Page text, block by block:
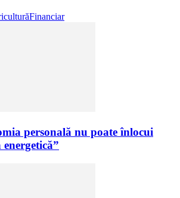
Financiar
personală nu poate înlocui